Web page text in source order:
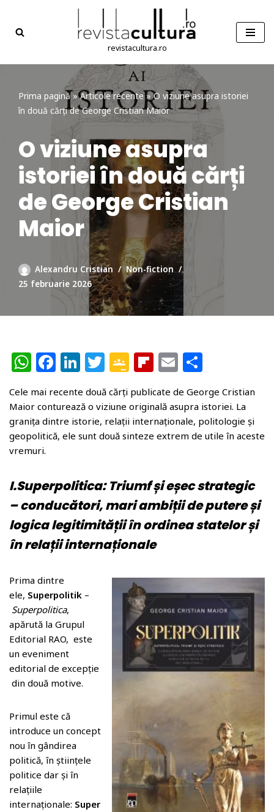
Sari
conținut
revistacultura.ro
Prima pagină»Articole recente»O viziune asupra istoriei
în două cărți de George Cristian Maior
O viziune asupra
istoriei în două cărți
de George Cristian
Maior
Alexandru Cristian
Non-fiction
25 februarie 2026
W
at
s
A
p
p
F
c
e
b
o
k
Li
n
k
e
dI
T
w
itt
e
r
G
o
gl
e
a
ss
r
o
o
m
Fl
b
o
ar
E
ai
l
ta
je
az
Cele mai recente două cărți publicate de George Cristian
Maior conturează o viziune originală asupra istoriei. La
granița dintre istorie, relații internaționale, politologie și
geopolitică, ele sunt două sinteze extrem de utile în aceste
vremuri.
I.Superpolitica: Triumf și eșec strategic
– conducători, mari ambiții de putere și
logica legitimității în ordinea statelor și
în relații internaționale
Prima dintre
ele, Superpolitik –
Superpolitica,
apărută la Grupul
Editorial RAO, este
un eveniment
editorial de excepție
din două motive.
Primul este că
introduce un concept
nou în gândirea
politică, în științele
politice dar și în
relațiile
internaționale: Super